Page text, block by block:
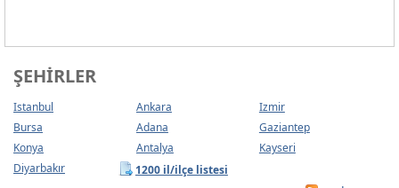
ŞEHIRLER
Istanbul Ankara
Izmir
Bursa
Adana
Gaziantep
Konya
Antalya
Kayseri
Diyarbakır
1200 il/ilçe listesi